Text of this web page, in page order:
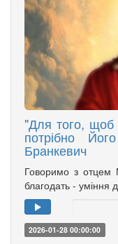
"Для того, щоб
потрібно
Бранкевич
Говоримо з отцем
благодать - уміння
2026-01-28 00:00:00